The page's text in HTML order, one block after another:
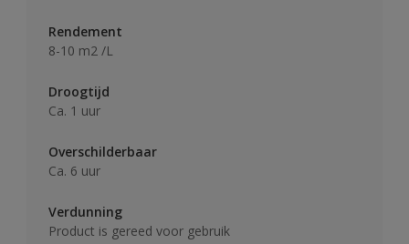
Rendement
8-10 m2 /L
Droogtijd
Ca. 1 uur
Overschilderbaar
Ca. 6 uur
Verdunning
Product is gereed voor gebruik